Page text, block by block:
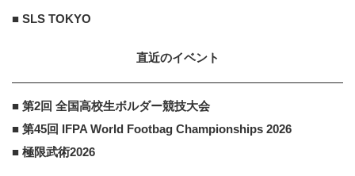
■ SLS TOKYO
直近のイベント
■ 第2回 全国高校生ボルダー競技大会
■ 第45回 IFPA World Footbag Championships 2026
■ 極限武術2026